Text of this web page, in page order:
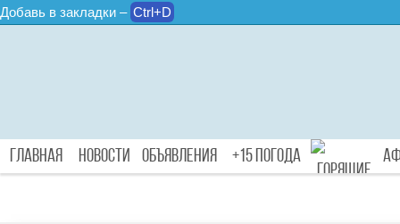
Добавь в закладки – Ctrl+D
Главная Новости Объявления +15 Погода